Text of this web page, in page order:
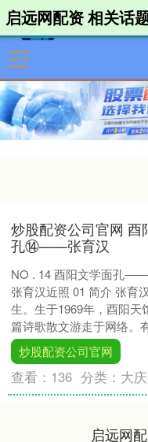
启远网配资 相关话
炒股配资公司官网 酉
孔⑭——张育汉
NO . 14 酉阳文学面孔
张育汉近照 01 简介 张育
生。生于1969年，酉阳天
篇诗歌散文游走于网络。
炒股配资公司官网
查看： 136 分类： 大
启远网